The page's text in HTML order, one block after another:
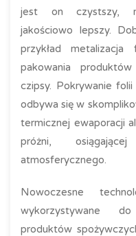
jest on czystszy,
jakościowo lepszy.
przykład
pakowania
czipsy. Pokrywanie
odbywa się w
termicznej ewaporacji
próżni,
atmosferycznego.
Nowoczesne
wykorzystywane
produktów